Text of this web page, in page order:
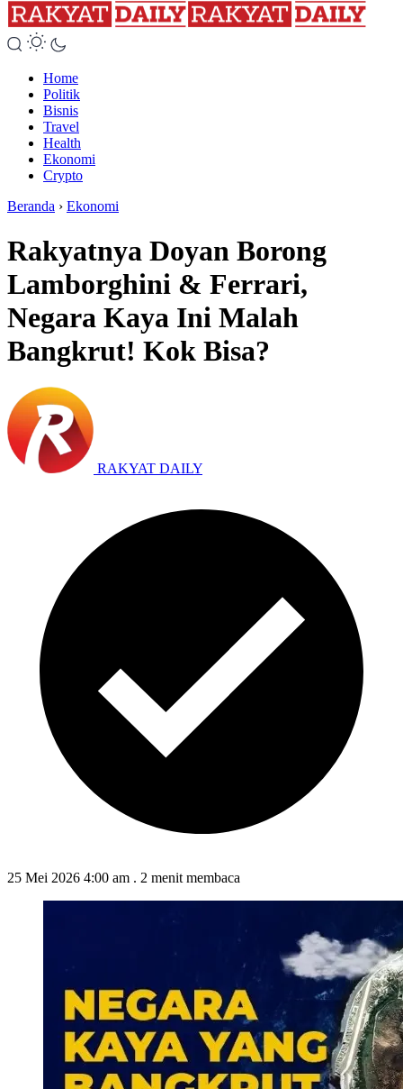
Home
Politik
Bisnis
Travel
Health
Ekonomi
Crypto
Beranda › Ekonomi
Rakyatnya Doyan Borong
Lamborghini & Ferrari,
Negara Kaya Ini Malah
Bangkrut! Kok Bisa?
RAKYAT DAILY
25 Mei 2026 4:00 am . 2 menit membaca